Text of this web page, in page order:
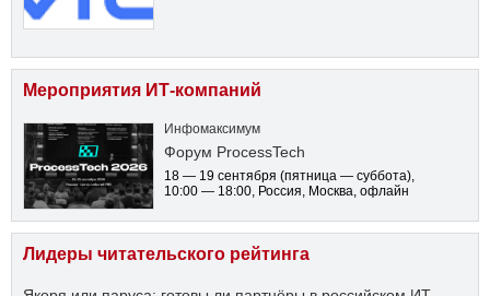
Мероприятия ИТ-компаний
Инфомаксимум
Форум ProcessTech
18 — 19 сентября (пятница — суббота),
10:00 — 18:00, Россия, Москва, офлайн
Лидеры читательского рейтинга